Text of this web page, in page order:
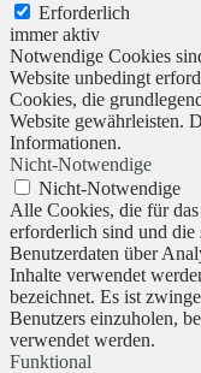
Erforderlich
immer aktiv
Notwendige Cookies
Website unbedingt
Cookies, die
Website gewährleisten.
Informationen.
Nicht-Notwendige
Nicht-Notwendige
Alle Cookies, die für
erforderlich sind und die
Benutzerdaten über
Inhalte verwendet
bezeichnet. Es ist
Benutzers einzuholen,
verwendet werden.
Funktional